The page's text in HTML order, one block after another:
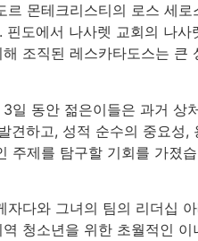
르 몬테크리스티의 로스 세로
핀도에서 나사렛 교회의 나사
조직된 레스카타도스는 큰
일 동안 젊은이들은 과거 상
견하고, 성적 순수의 중요성,
주제를 탐구할 기회를 가졌
자다와 그녀의 팀의 리더십
청소년을 위한 초월적인 이